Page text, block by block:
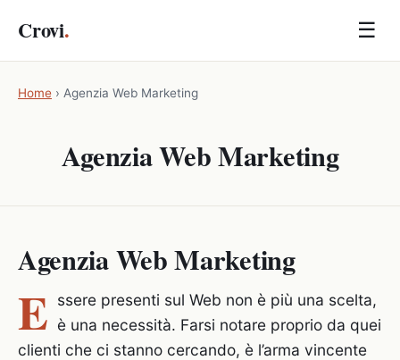
Crovi. ☰
Home › Agenzia Web Marketing
Agenzia Web Marketing
Agenzia Web Marketing
E ssere presenti sul Web non è più una scelta,
è una necessità. Farsi notare proprio da quei
clienti che ci stanno cercando, è l’arma vincente